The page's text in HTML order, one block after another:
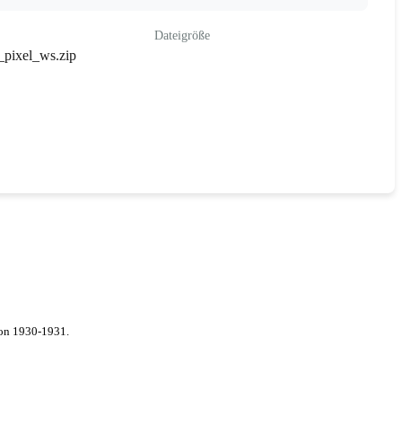
Dateigröße
1930-1931.